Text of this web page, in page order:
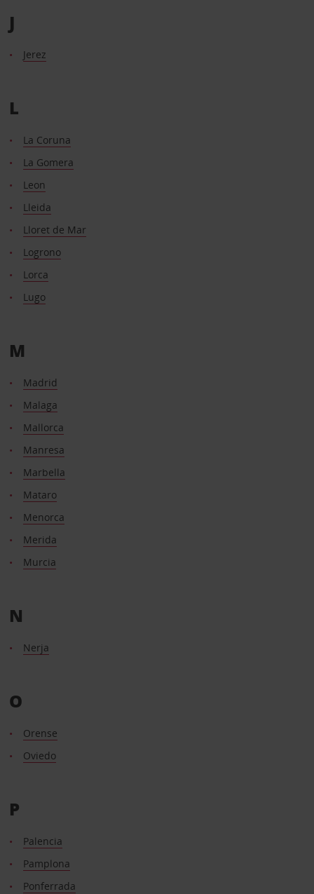
J
Jerez
L
La Coruna
La Gomera
Leon
Lleida
Lloret de Mar
Logrono
Lorca
Lugo
M
Madrid
Malaga
Mallorca
Manresa
Marbella
Mataro
Menorca
Merida
Murcia
N
Nerja
O
Orense
Oviedo
P
Palencia
Pamplona
Ponferrada